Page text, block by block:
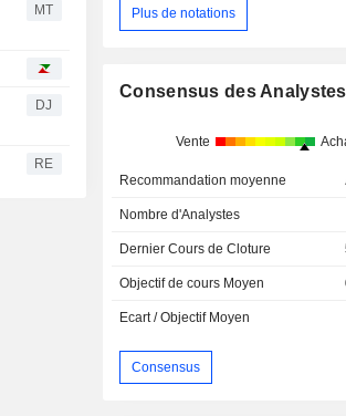
MT
DJ
RE
Plus de notations
Consensus des Analystes
Vente
Recommandation moyenne
Nombre d'Analystes
Dernier Cours de Cloture
Objectif de cours Moyen
Ecart / Objectif Moyen
Consensus